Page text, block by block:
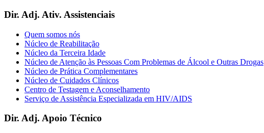
Dir. Adj. Ativ. Assistenciais
Quem somos nós
Núcleo de Reabilitação
Núcleo da Terceira Idade
Núcleo de Atenção às Pessoas Com Problemas de Álcool e Outras Drogas
Núcleo de Prática Complementares
Núcleo de Cuidados Clínicos
Centro de Testagem e Aconselhamento
Serviço de Assistência Especializada em HIV/AIDS
Dir. Adj. Apoio Técnico